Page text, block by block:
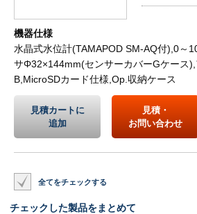
機器仕様
水晶式水位計(TAMAPOD SM-AQ付),0～
サΦ32×144mm(センサーカバーGケース
B,MicroSDカード仕様,Op.収納ケース
見積カートに
追加
見積・
お問い合わせ
全てをチェックする
チェックした製品をまとめて